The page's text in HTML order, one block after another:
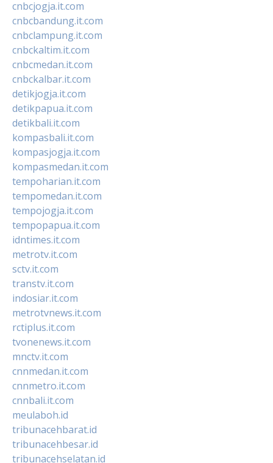
cnbcjogja.it.com
cnbcbandung.it.com
cnbclampung.it.com
cnbckaltim.it.com
cnbcmedan.it.com
cnbckalbar.it.com
detikjogja.it.com
detikpapua.it.com
detikbali.it.com
kompasbali.it.com
kompasjogja.it.com
kompasmedan.it.com
tempoharian.it.com
tempomedan.it.com
tempojogja.it.com
tempopapua.it.com
idntimes.it.com
metrotv.it.com
sctv.it.com
transtv.it.com
indosiar.it.com
metrotvnews.it.com
rctiplus.it.com
tvonenews.it.com
mnctv.it.com
cnnmedan.it.com
cnnmetro.it.com
cnnbali.it.com
meulaboh.id
tribunacehbarat.id
tribunacehbesar.id
tribunacehselatan.id